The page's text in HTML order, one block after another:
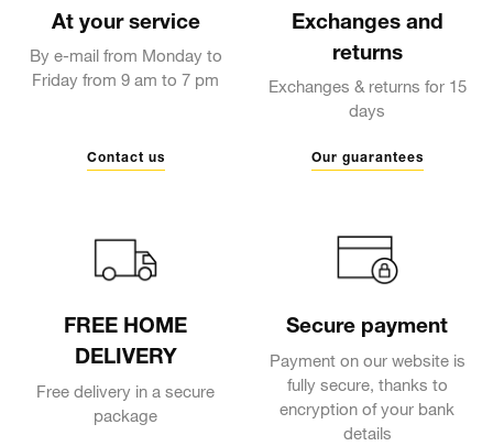
At your service
By e-mail from Monday to
Friday from 9 am to 7 pm
Contact us
Exchanges and
returns
Exchanges & returns for 15
days
Our guarantees
FREE HOME
DELIVERY
Free delivery in a secure
package
Secure payment
Payment on our website is
fully secure, thanks to
encryption of your bank
details